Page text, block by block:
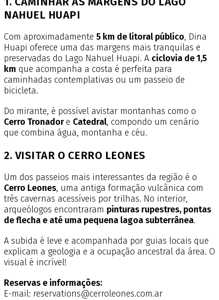
NAHUEL HUAPI
Com aproximadamente 5 km de litoral público, Dina
Huapi oferece uma das margens mais tranquilas e
preservadas do Lago Nahuel Huapi. A ciclovia de 1,5
km que acompanha a costa é perfeita para
caminhadas contemplativas ou um passeio de
bicicleta.
Do mirante, é possível avistar montanhas como o
Cerro Tronadore Catedral, compondo um cenário
que combina água, montanha e céu.
2. VISITAR O CERRO LEONES
Um dos passeios mais interessantes da região é o
Cerro Leones, uma antiga formação vulcânica com
três cavernas acessíveis por trilhas. No interior,
arqueólogos encontraram pinturas rupestres, pontas
de flecha e até uma pequena lagoa subterrânea.
A subida é leve e acompanhada por guias locais que
explicam a geologia e a ocupação ancestral da área. O
visual é incrível!
Reservas e informações:
E-mail: reservations@cerroleones.com.ar